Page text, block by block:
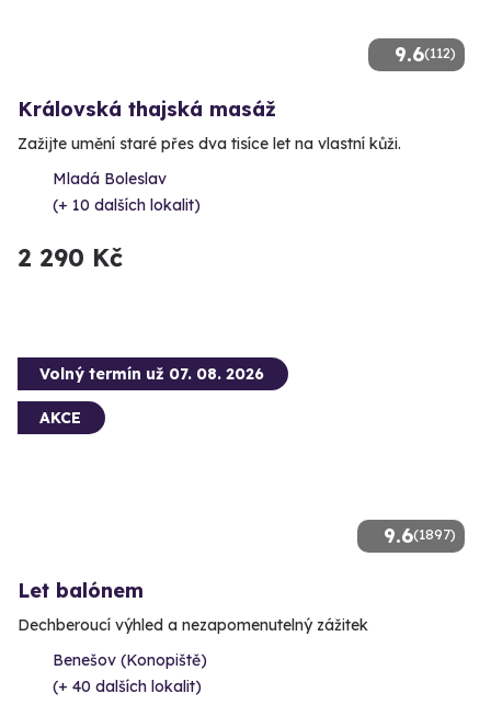
9.6(112)
Královská thajská masáž
Zažijte umění staré přes dva tisíce let na vlastní kůži.
Mladá Boleslav
(+ 10 dalších lokalit)
2 290 Kč
9.6(1897)
Volný termín už 07. 08. 2026
AKCE
Let balónem
Dechberoucí výhled a nezapomenutelný zážitek
Benešov (Konopiště)
(+ 40 dalších lokalit)